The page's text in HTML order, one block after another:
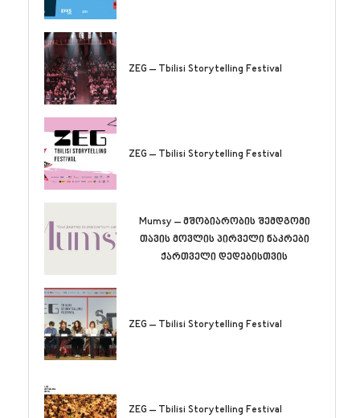
ZEG – Tbilisi Storytelling Festival
ZEG – Tbilisi Storytelling Festival
Mumsy – მშობიარობის შემდგომი
თავის მოვლის პირველი ნაკრები
ქართველი დედებისთვის
ZEG – Tbilisi Storytelling Festival
ZEG – Tbilisi Storytelling Festival